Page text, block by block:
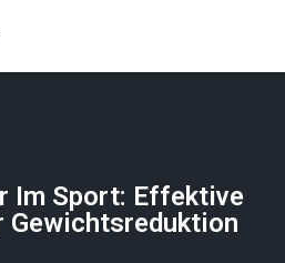
Im Sport: Effektive
Gewichtsreduktion